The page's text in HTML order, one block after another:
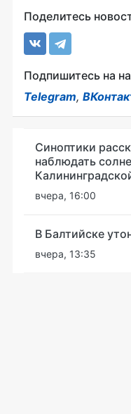
Поделитесь
Подпишитесь на
Telegram,
Синоптики
наблюдать
вчера, 16:00
В Балтийске
вчера, 13:35